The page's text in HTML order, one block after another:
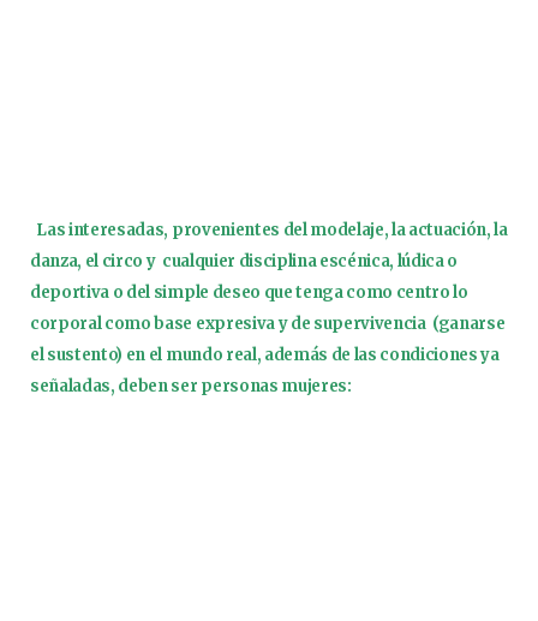
Las interesadas, provenientes del modelaje, la actuación, la
danza, el circo y cualquier disciplina escénica, lúdica o
deportiva o del simple deseo que tenga como centro lo
corporal como base expresiva y de supervivencia (ganarse
el sustento) en el mundo real, además de las condiciones ya
señaladas, deben ser personas mujeres: